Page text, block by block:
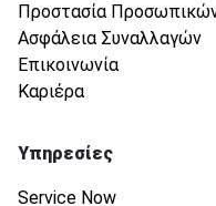
Προστασία
Ασφάλεια Συναλλαγών
Επικοινωνία
Καριέρα
Υπηρεσίες
Service Now